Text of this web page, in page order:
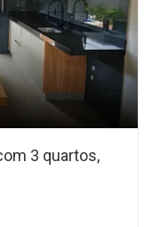
3 quartos,